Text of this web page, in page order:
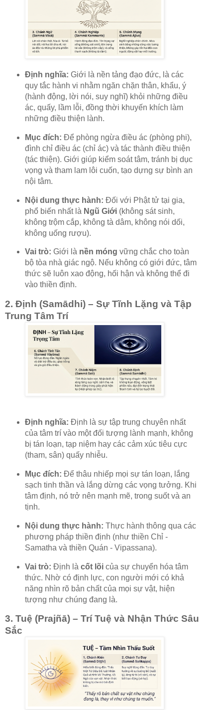
Định nghĩa: Giới là nền tảng đạo đức, là các
quy tắc hành vi nhằm ngăn chặn thân, khẩu, ý
(hành động, lời nói, suy nghĩ) khỏi những điều
ác, quấy, lầm lỗi, đồng thời khuyến khích làm
những điều thiện lành.
Mục đích: Để phòng ngừa điều ác (phòng phi),
đình chỉ điều ác (chỉ ác) và tác thành điều thiện
(tác thiện). Giới giúp kiểm soát tâm, tránh bị dục
vọng và tham lam lôi cuốn, tạo dựng sự bình an
nội tâm.
Nội dung thực hành: Đối với Phật tử tại gia,
phổ biến nhất là Ngũ Giới(không sát sinh,
không trộm cắp, không tà dâm, không nói dối,
không uống rượu).
Vai trò: Giới là nền móng vững chắc cho toàn
bộ tòa nhà giác ngộ. Nếu không có giới đức, tâm
thức sẽ luôn xao động, hối hận và không thể đi
vào thiền định.
2. Định (Samādhi) – Sự Tĩnh Lặng và Tập
Trung Tâm Trí
Định nghĩa: Định là sự tập trung chuyên nhất
của tâm trí vào một đối tượng lành mạnh, không
bị tán loạn, tạp niệm hay các cảm xúc tiêu cực
(tham, sân) quấy nhiễu.
Mục đích: Để thâu nhiếp mọi sự tán loạn, lắng
sạch tinh thần và lắng dừng các vọng tưởng. Khi
tâm định, nó trở nên mạnh mẽ, trong suốt và an
tịnh.
Nội dung thực hành: Thực hành thông qua các
phương pháp thiền định (như thiền Chỉ -
Samatha và thiền Quán - Vipassana).
Vai trò: Định là cốt lõicủa sự chuyển hóa tâm
thức. Nhờ có định lực, con người mới có khả
năng nhìn rõ bản chất của mọi sự vật, hiện
tượng như chúng đang là.
3. Tuệ (Prajñā) – Trí Tuệ và Nhận Thức Sâu
Sắc